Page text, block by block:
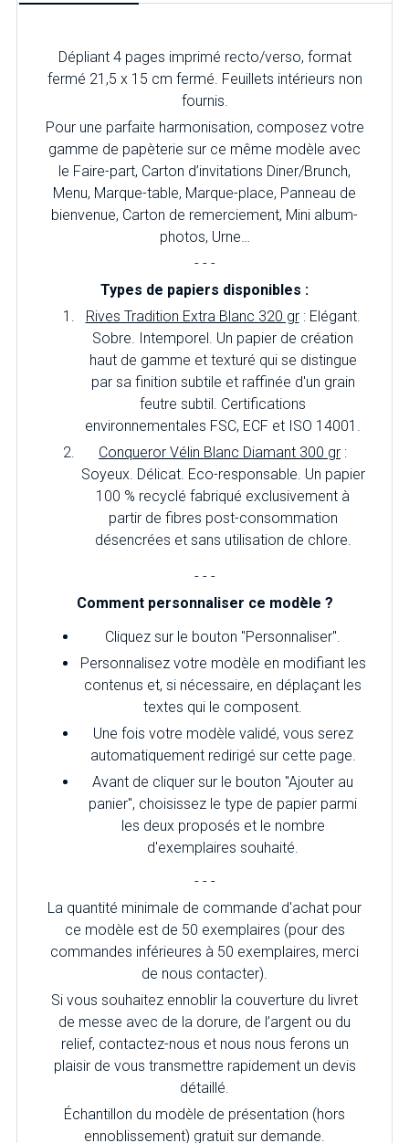
Dépliant 4 pages imprimé recto/verso, format
fermé 21,5 x 15 cm fermé. Feuillets intérieurs non
fournis.
Pour une parfaite harmonisation, composez votre
gamme de papèterie sur ce même modèle avec
le Faire-part, Carton d’invitations Diner/Brunch,
Menu, Marque-table, Marque-place, Panneau de
bienvenue, Carton de remerciement, Mini album-
photos, Urne…
- - -
Types de papiers disponibles :
Rives Tradition Extra Blanc 320 gr: Elégant.
Sobre. Intemporel. Un papier de création
haut de gamme et texturé qui se distingue
par sa finition subtile et raffinée d'un grain
feutre subtil. Certifications
environnementales FSC, ECF et ISO 14001.
Conqueror Vélin Blanc Diamant 300 gr :
Soyeux. Délicat. Eco-responsable. Un papier
100 % recyclé fabriqué exclusivement à
partir de fibres post-consommation
désencrées et sans utilisation de chlore.
- - -
Comment personnaliser ce modèle ?
Cliquez sur le bouton "Personnaliser".
Personnalisez votre modèle en modifiant les
contenus et, si nécessaire, en déplaçant les
textes qui le composent.
Une fois votre modèle validé, vous serez
automatiquement redirigé sur cette page.
Avant de cliquer sur le bouton "Ajouter au
panier", choisissez le type de papier parmi
les deux proposés et le nombre
d'exemplaires souhaité.
- - -
La quantité minimale de commande d'achat pour
ce modèle est de 50 exemplaires (pour des
commandes inférieures à 50 exemplaires, merci
de nous contacter).
Si vous souhaitez ennoblir la couverture du livret
de messe avec de la dorure, de l’argent ou du
relief, contactez-nous et nous nous ferons un
plaisir de vous transmettre rapidement un devis
détaillé.
Échantillon du modèle de présentation (hors
ennoblissement) gratuit sur demande.